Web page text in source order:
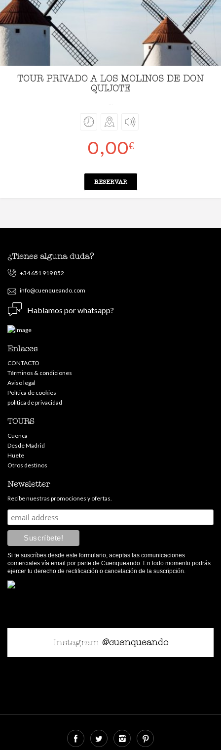
TOUR PRIVADO A LOS MOLINOS DE DON
QUIJOTE
...
0,00€
RESERVAR
¿Tienes alguna duda?
+34 651 919 852
info@cuenqueando.com
Hablamos por whatsapp?
Enlaces
CONTACTO
Términos & condiciones
Aviso legal
Política de cookies
política de privacidad
TOURS
Cuenca
Desde Madrid
Huete
Otros destinos
Newsletter
Recibe nuestras promociones y ofertas.
Si te suscríbes desde este formulario, aceptas las comunicaciones
comerciales vía email por parte de Cuenqueando. En todo momento podrás
ejercer tu derecho de rectificación o cancelación de la suscripción.
Instagram @cuenqueando